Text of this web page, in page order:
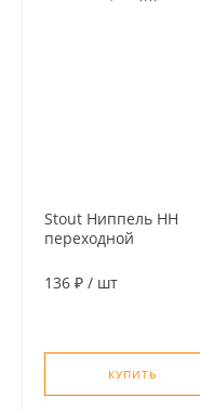
Stout Ниппель НН
переходной
х 1/4"
136 ₽ / шт
КУПИТЬ